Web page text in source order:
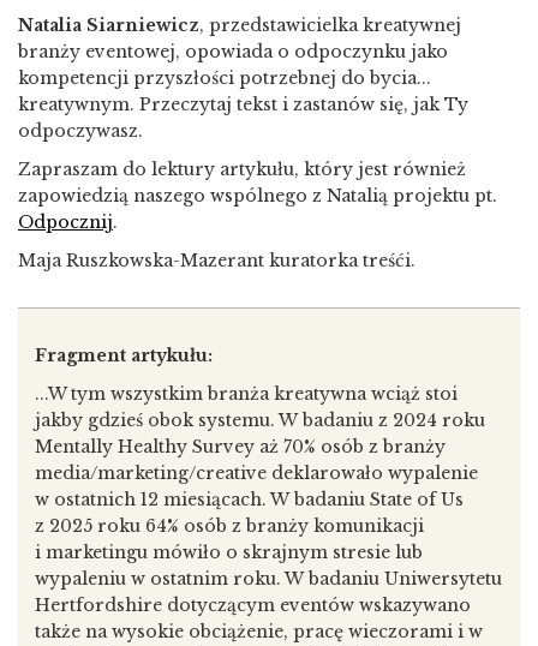
Natalia Siarniewicz, przedstawicielka kreatywnej
branży eventowej, opowiada o odpoczynku jako
kompetencji przyszłości potrzebnej do bycia...
kreatywnym. Przeczytaj tekst i zastanów się, jak Ty
odpoczywasz.
Zapraszam do lektury artykułu, który jest również
zapowiedzią naszego wspólnego z Natalią projektu pt.
Odpocznij.
Maja Ruszkowska-Mazerant kuratorka treśći.
Fragment artykułu:
...W tym wszystkim branża kreatywna wciąż stoi
jakby gdzieś obok systemu. W badaniu z 2024 roku
Mentally Healthy Survey aż 70% osób z branży
media/marketing/creative deklarowało wypalenie
w ostatnich 12 miesiącach. W badaniu State of Us
z 2025 roku 64% osób z branży komunikacji
i marketingu mówiło o skrajnym stresie lub
wypaleniu w ostatnim roku. W badaniu Uniwersytetu
Hertfordshire dotyczącym eventów wskazywano
także na wysokie obciążenie, pracę wieczorami i w